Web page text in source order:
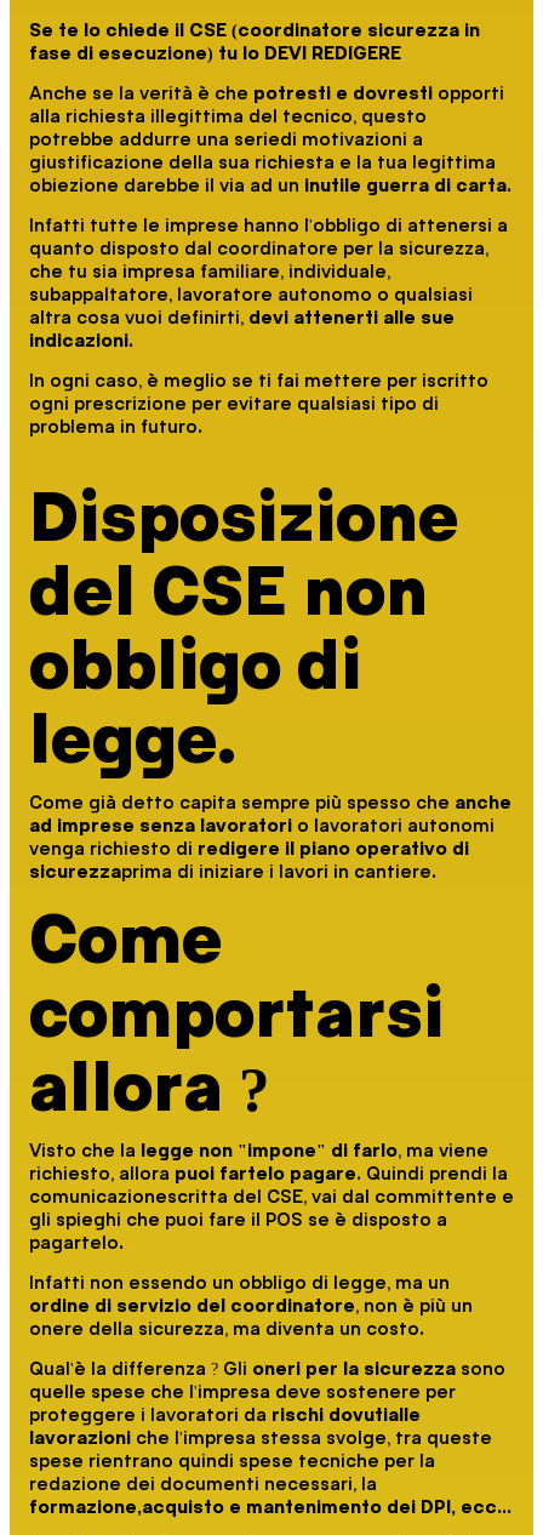
Se te lo chiede il CSE (coordinatore sicurezza in
fase di esecuzione) tu lo DEVI REDIGERE
Anche se la verità è che potresti e dovresti opporti
alla richiesta illegittima del tecnico, questo
potrebbe addurre una seriedi motivazioni a
giustificazione della sua richiesta e la tua legittima
obiezione darebbe il via ad un inutile guerra di carta.
Infatti tutte le imprese hanno l'obbligo di attenersi a
quanto disposto dal coordinatore per la sicurezza,
che tu sia impresa familiare, individuale,
subappaltatore, lavoratore autonomo o qualsiasi
altra cosa vuoi definirti, devi attenerti alle sue
indicazioni.
In ogni caso, è meglio se ti fai mettere per iscritto
ogni prescrizione per evitare qualsiasi tipo di
problema in futuro.
Disposizione
del CSE non
obbligo di
legge.
Come già detto capita sempre più spesso che anche
ad imprese senza lavoratori o lavoratori autonomi
venga richiesto di redigere il piano operativo di
sicurezzaprima di iniziare i lavori in cantiere.
Come
comportarsi
allora ?
Visto che la legge non "impone" di farlo, ma viene
richiesto, allora puoi fartelo pagare. Quindi prendi la
comunicazionescritta del CSE, vai dal committente e
gli spieghi che puoi fare il POS se è disposto a
pagartelo.
Infatti non essendo un obbligo di legge, ma un
ordine di servizio del coordinatore, non è più un
onere della sicurezza, ma diventa un costo.
Qual'è la differenza ? Gli oneri per la sicurezza sono
quelle spese che l'impresa deve sostenere per
proteggere i lavoratori da rischi dovutialle
lavorazioni che l'impresa stessa svolge, tra queste
spese rientrano quindi spese tecniche per la
redazione dei documenti necessari, la
formazione,acquisto e mantenimento dei DPI, ecc...